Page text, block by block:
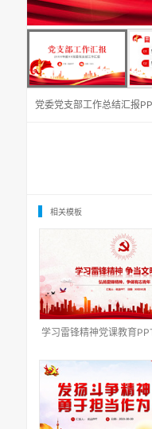
党委党支部工作总结汇报
相关模板
学习雷锋精神党课教育